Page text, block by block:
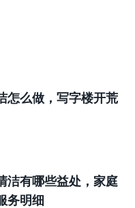
怎么做，写字楼开荒
洁有哪些益处，家庭
务明细